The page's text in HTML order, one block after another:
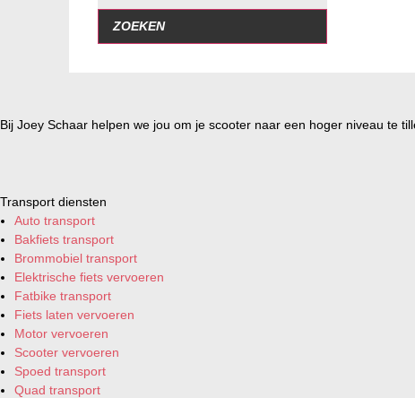
ZOEKEN
Bij Joey Schaar helpen we jou om je scooter naar een hoger niveau te
Transport diensten
Auto transport
Bakfiets transport
Brommobiel transport
Elektrische fiets vervoeren
Fatbike transport
Fiets laten vervoeren
Motor vervoeren
Scooter vervoeren
Spoed transport
Quad transport